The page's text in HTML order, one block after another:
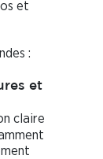
et
:
et
claire